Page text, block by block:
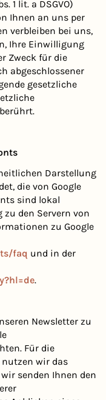
1 lit. a DSGVO)
Ihnen an uns per
verbleiben bei uns,
Ihre Einwilligung
Zweck für die
abgeschlossener
gesetzliche
Darstellung
die von Google
sind lokal
den Servern von
zu Google
faq und in der
.
Newsletter zu
Für die
nutzen wir das
senden Ihnen den